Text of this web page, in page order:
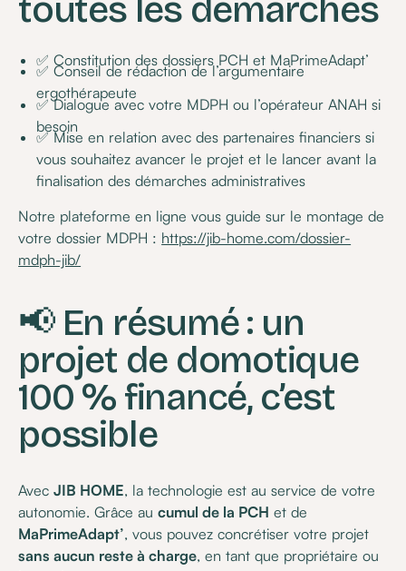
toutes les démarches
✅ Constitution des dossiers PCH et MaPrimeAdapt’
✅ Conseil de rédaction de l’argumentaire
ergothérapeute
✅ Dialogue avec votre MDPH ou l’opérateur ANAH si
besoin
✅ Mise en relation avec des partenaires financiers si
vous souhaitez avancer le projet et le lancer avant la
finalisation des démarches administratives
Notre plateforme en ligne vous guide sur le montage de
votre dossier MDPH : https://jib-home.com/dossier-
mdph-jib/
📢 En résumé : un
projet de domotique
100 % financé, c’est
possible
AvecJIB HOME, la technologie est au service de votre
autonomie. Grâce aucumul de la PCH et de
MaPrimeAdapt’, vous pouvez concrétiser votre projet
sans aucun reste à charge, en tant que propriétaire ou